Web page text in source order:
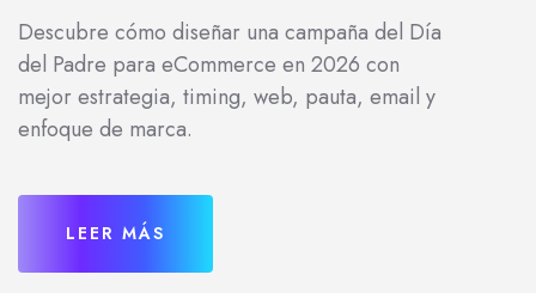
Descubre cómo diseñar una campaña del Día
del Padre para eCommerce en 2026 con
mejor estrategia, timing, web, pauta, email y
enfoque de marca.
LEER MÁS